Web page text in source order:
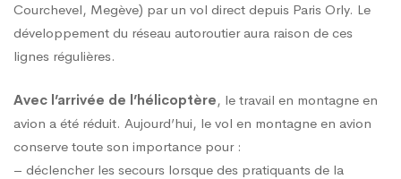
Courchevel, Megève) par un vol direct depuis Paris Orly. Le
développement du réseau autoroutier aura raison de ces
lignes régulières.
Avec l’arrivée de l’hélicoptère, le travail en montagne en
avion a été réduit. Aujourd’hui, le vol en montagne en avion
conserve toute son importance pour :
– déclencher les secours lorsque des pratiquants de la